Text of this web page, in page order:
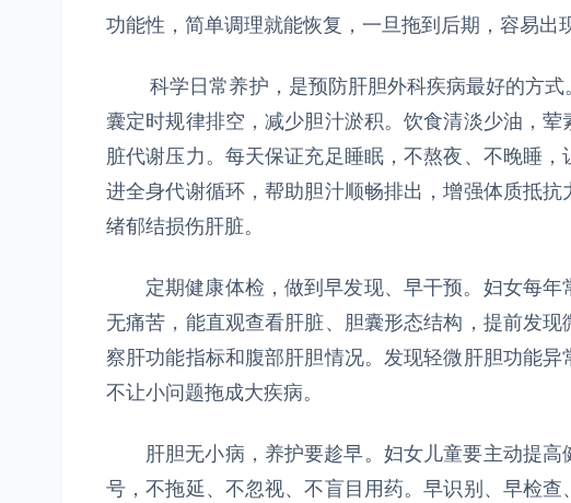
功能性，简单调理就能恢复，一旦拖到后期，容易出
科学日常养护，是预防肝胆外科疾病最好的方式
囊定时规律排空，减少胆汁淤积。饮食清淡少油，
脏代谢压力。每天保证充足睡眠，不熬夜、不晚睡
进全身代谢循环，帮助胆汁顺畅排出，增强体质抵
绪郁结损伤肝脏。
定期健康体检，做到早发现、早干预。妇女每年
无痛苦，能直观查看肝脏、胆囊形态结构，提前发
察肝功能指标和腹部肝胆情况。发现轻微肝胆功能
不让小问题拖成大疾病。
肝胆无小病，养护要趁早。妇女儿童要主动提高
号，不拖延、不忽视、不盲目用药。早识别、早检